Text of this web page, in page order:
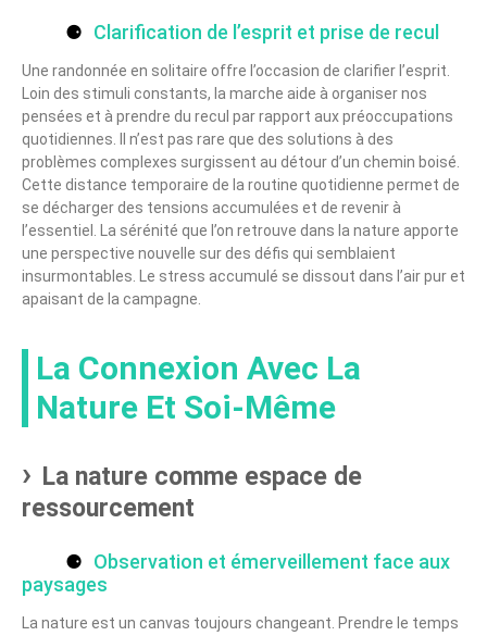
Clarification de l’esprit et prise de recul
Une randonnée en solitaire offre l’occasion de clarifier l’esprit.
Loin des stimuli constants, la marche aide à organiser nos
pensées et à prendre du recul par rapport aux préoccupations
quotidiennes. Il n’est pas rare que des solutions à des
problèmes complexes surgissent au détour d’un chemin boisé.
Cette distance temporaire de la routine quotidienne permet de
se décharger des tensions accumulées et de revenir à
l’essentiel. La sérénité que l’on retrouve dans la nature apporte
une perspective nouvelle sur des défis qui semblaient
insurmontables. Le stress accumulé se dissout dans l’air pur et
apaisant de la campagne.
La Connexion Avec La
Nature Et Soi-Même
La nature comme espace de
ressourcement
Observation et émerveillement face aux
paysages
La nature est un canvas toujours changeant. Prendre le temps